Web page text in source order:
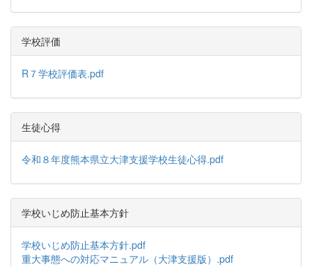
学校評価
R７学校評価表.pdf
生徒心得
令和８年度熊本県立大津支援学校生徒心得.pdf
学校いじめ防止基本方針
学校いじめ防止基本方針.pdf
重大事態への対応マニュアル（大津支援版）.pdf